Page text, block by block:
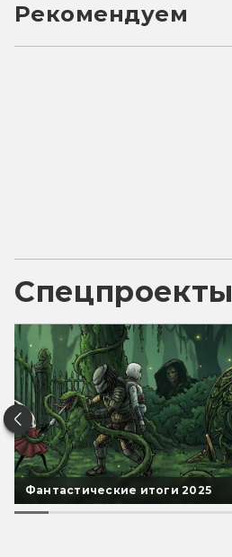
Рекомендуем
Спецпроекты
Фантастические итоги 2025